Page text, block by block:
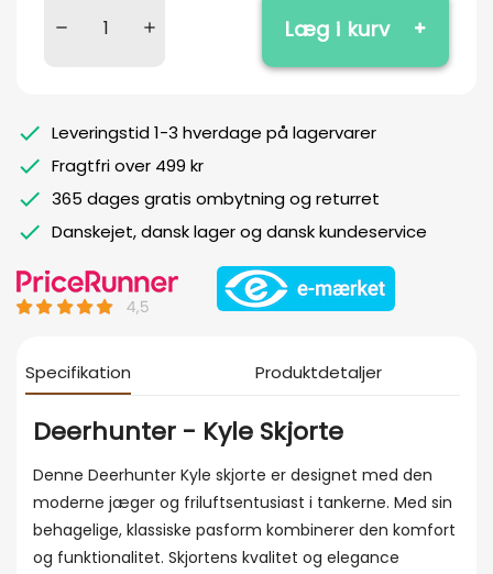
Læg i kurv
Leveringstid 1-3 hverdage på lagervarer
Fragtfri over 499 kr
365 dages gratis ombytning og returret
Danskejet, dansk lager og dansk kundeservice
Specifikation Produktdetaljer
Deerhunter - Kyle Skjorte
Denne Deerhunter Kyle skjorte er designet med den
moderne jæger og friluftsentusiast i tankerne. Med sin
behagelige, klassiske pasform kombinerer den komfort
og funktionalitet. Skjortens kvalitet og elegance